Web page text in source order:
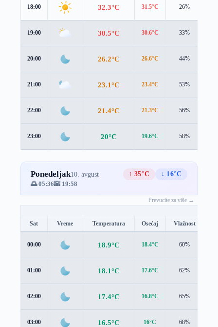
18:00 32.3°C 31.5°C 26%
19:00 30.5°C 30.6°C 33%
20:00 26.2°C 26.6°C 44%
21:00 23.1°C 23.4°C 53%
22:00 21.4°C 21.3°C 56%
23:00 20°C 19.6°C 58%
Ponedeljak10. avgust ↑ 35°C
↓ 16°C
🌅 05:36🌇 19:58
Prevucite za više →
Sat Vreme Temperatura Osećaj Vlažnost
00:00 18.9°C 18.4°C 60%
01:00 18.1°C 17.6°C 62%
02:00 17.4°C 16.8°C 65%
03:00 16.5°C 16°C 68%